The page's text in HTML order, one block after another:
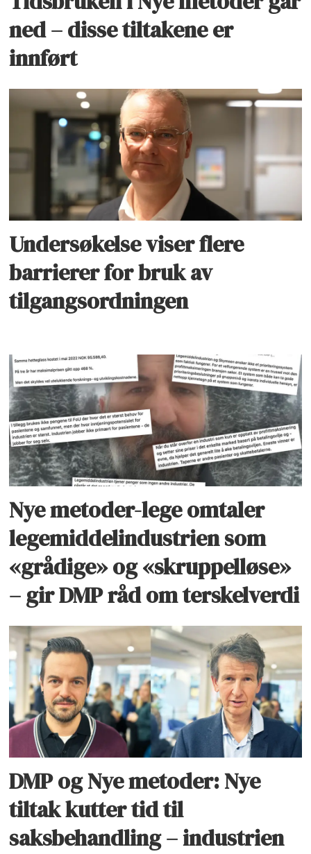
ned – disse tiltakene er
innført
Undersøkelse viser flere
barrierer for bruk av
tilgangsordningen
Nye metoder-lege omtaler
legemiddelindustrien som
«grådige» og «skruppelløse»
– gir DMP råd om terskelverdi
DMP og Nye metoder: Nye
tiltak kutter tid til
saksbehandling – industrien